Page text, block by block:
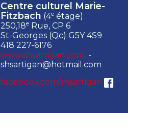
Centre culturel Marie-
Fitzbach (4e étage)
250,18e Rue, CP 6
St-Georges (Qc) G5Y 4S9
418 227-6176
www.shsartigan.com -
shsartigan@hotmail.com
facebook.com/shsartigan